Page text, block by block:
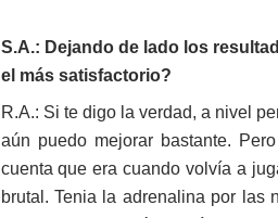
S.A.: Dejando de lado los
el más satisfactorio?
R.A.: Si te digo la verdad, a nivel
aún puedo mejorar bastante.
cuenta que era cuando volvía a
brutal. Tenia la adrenalina por las